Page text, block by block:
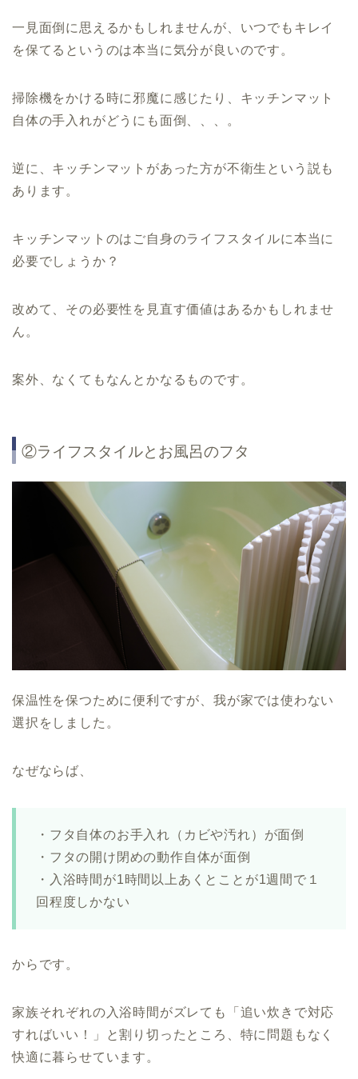
一見面倒に思えるかもしれませんが、いつでもキレイ
を保てるというのは本当に気分が良いのです。
掃除機をかける時に邪魔に感じたり、キッチンマット
自体の手入れがどうにも面倒、、、。
逆に、キッチンマットがあった方が不衛生という説も
あります。
キッチンマットのはご自身のライフスタイルに本当に
必要でしょうか？
改めて、その必要性を見直す価値はあるかもしれませ
ん。
案外、なくてもなんとかなるものです。
②ライフスタイルとお風呂のフタ
保温性を保つために便利ですが、我が家では使わない
選択をしました。
なぜならば、
・フタ自体のお手入れ（カビや汚れ）が面倒
・フタの開け閉めの動作自体が面倒
・入浴時間が1時間以上あくとことが1週間で１
回程度しかない
からです。
家族それぞれの入浴時間がズレても「追い炊きで対応
すればいい！」と割り切ったところ、特に問題もなく
快適に暮らせています。